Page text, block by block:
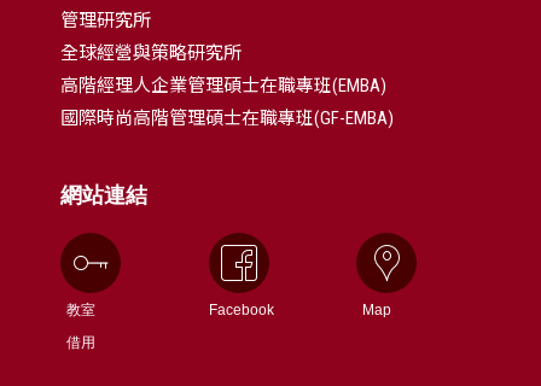
管理研究所
全球經營與策略研究所
高階經理人企業管理碩士在職專班(EMBA)
國際時尚高階管理碩士在職專班(GF-EMBA)
網站連結
教室
借用
Facebook Map